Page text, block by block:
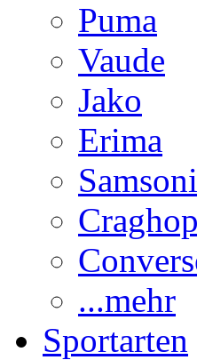
Puma
Vaude
Jako
Erima
...mehr
Sportarten